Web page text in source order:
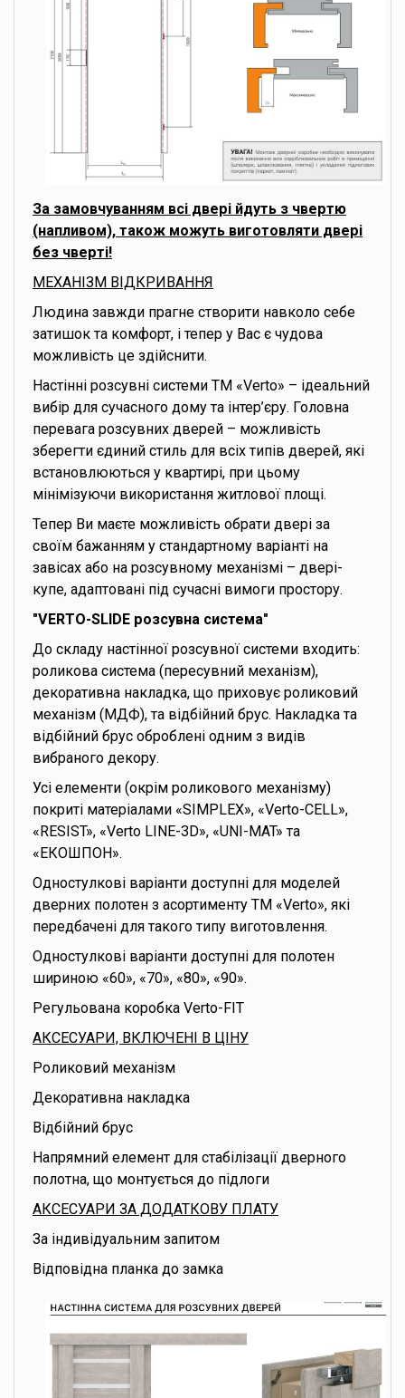
За замовчуванням всі двері йдуть з чвертю
(напливом), також можуть виготовляти двері
без чверті!
МЕХАНІЗМ ВІДКРИВАННЯ
Людина завжди прагне створити навколо себе
затишок та комфорт, і тепер у Вас є чудова
можливість це здійснити.
Настінні розсувні системи ТМ «Verto» – ідеальний
вибір для сучасного дому та інтер’єру. Головна
перевага розсувних дверей – можливість
зберегти єдиний стиль для всіх типів дверей, які
встановлюються у квартирі, при цьому
мінімізуючи використання житлової площі.
Тепер Ви маєте можливість обрати двері за
своїм бажанням у стандартному варіанті на
завісах або на розсувному механізмі – двері-
купе, адаптовані під сучасні вимоги простору.
"VERTO-SLIDE розсувна система"
До складу настінної розсувної системи входить:
роликова система (пересувний механізм),
декоративна накладка, що приховує роликовий
механізм (МДФ), та відбійний брус. Накладка та
відбійний брус оброблені одним з видів
вибраного декору.
Усі елементи (окрім роликового механізму)
покриті матеріалами «SIMPLEX», «Verto-CELL»,
«RESIST», «Verto LINE-3D», «UNI-MAT» та
«ЕКОШПОН».
Одностулкові варіанти доступні для моделей
дверних полотен з асортименту ТМ «Verto», які
передбачені для такого типу виготовлення.
Одностулкові варіанти доступні для полотен
шириною «60», «70», «80», «90».
Регульована коробка Verto-FIT
АКСЕСУАРИ, ВКЛЮЧЕНІ В ЦІНУ
Роликовий механізм
Декоративна накладка
Відбійний брус
Напрямний елемент для стабілізації дверного
полотна, що монтується до підлоги
АКСЕСУАРИ ЗА ДОДАТКОВУ ПЛАТУ
За індивідуальним запитом
Відповідна планка до замка